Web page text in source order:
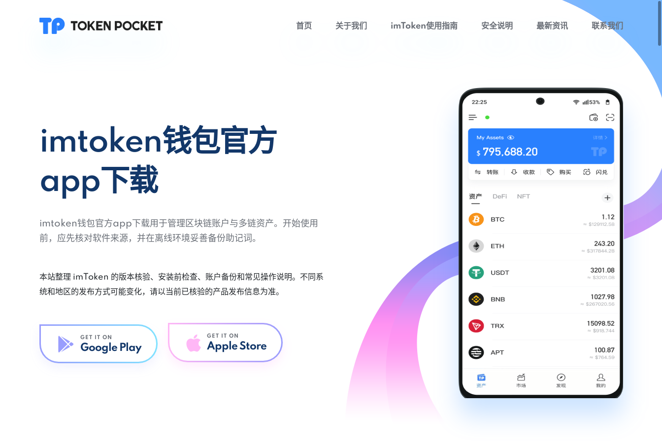
首页 关于我们 imToken使用指南 安全说明 最新资讯 联系我们
imtoken钱包官方
app下载
imtoken钱包官方app下载用于管理区块链账户与多链资产。开始使用
前，应先核对软件来源，并在离线环境妥善备份助记词。
本站整理 imToken 的版本核验、安装前检查、账户备份和常见操作说明。不同系
统和地区的发布方式可能变化，请以当前已核验的产品发布信息为准。
GET IT ON
Google Play
GET IT ON
Apple Store